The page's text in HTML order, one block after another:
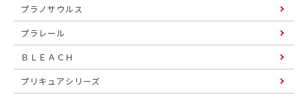
プラノサウルス
プラレール
ＢＬＥＡＣＨ
プリキュアシリーズ